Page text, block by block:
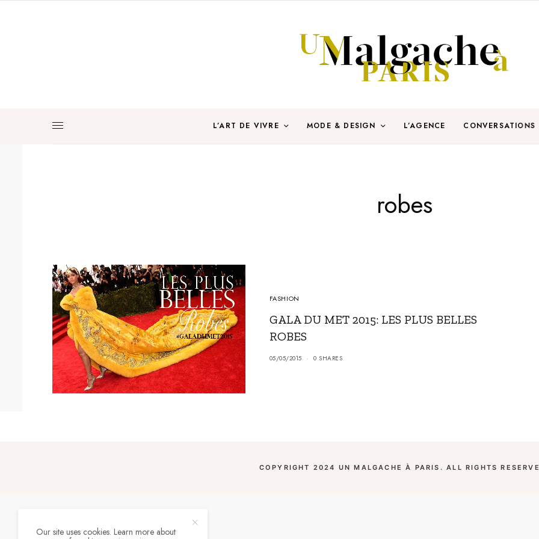
L’ART DE VIVRE MODE & DESIGN L’AGENCE CONVERSATIONS
robes
FASHION
GALA DU MET 2015: LES PLUS BELLES
ROBES
05/05/2015 0 SHARES
COPYRIGHT 2024 UN MALGACHE À PARIS. ALL RIGHTS
Our site uses cookies. Learn more about